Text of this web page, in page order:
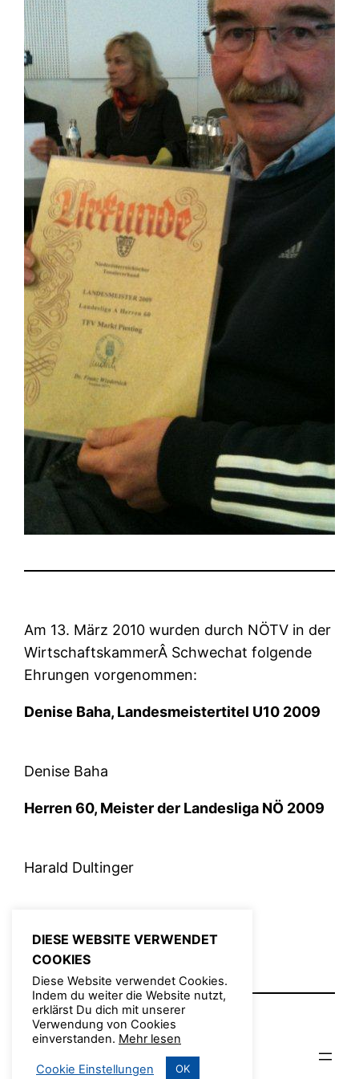
Am 13. März 2010 wurden durch NÖTV in der
WirtschaftskammerÂ Schwechat folgende
Ehrungen vorgenommen:
Denise Baha, Landesmeistertitel U10 2009
Denise Baha
Herren 60, Meister der Landesliga NÖ 2009
Harald Dultinger
Fotos, Meisterschaft, Vereinsleben
DIESE WEBSITE VERWENDET
COOKIES
Diese Website verwendet Cookies.
Indem du weiter die Website nutzt,
erklärst Du dich mit unserer
Verwendung von Cookies
einverstanden. Mehr lesen
Cookie Einstellungen OK